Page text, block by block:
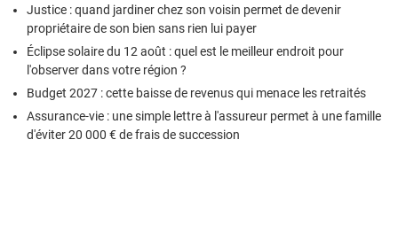
Justice : quand jardiner chez son voisin permet de devenir
propriétaire de son bien sans rien lui payer
Éclipse solaire du 12 août : quel est le meilleur endroit pour
l'observer dans votre région ?
Budget 2027 : cette baisse de revenus qui menace les retraités
Assurance-vie : une simple lettre à l'assureur permet à une famille
d'éviter 20 000 € de frais de succession